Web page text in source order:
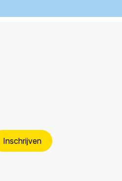
Inschrijven